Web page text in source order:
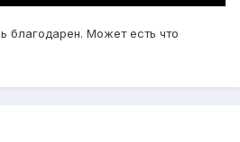
благодарен. Может есть что